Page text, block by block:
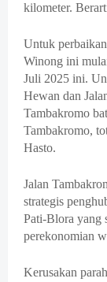
kilometer.
Untuk
Winong ini
Juli 2025 ini.
Hewan dan
Tambakromo
Tambakromo,
Hasto.
Jalan
strategis
Pati-Blora yang
perekonomian
Kerusakan